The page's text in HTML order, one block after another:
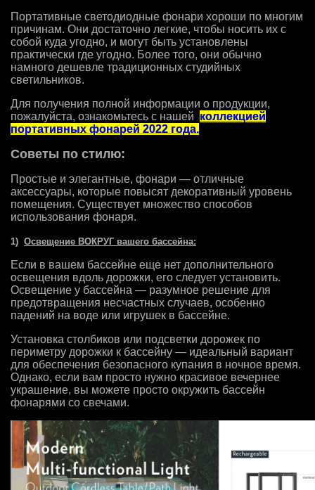
Портативные светодиодные фонари хороши по многим
причинам. Они достаточно легкие, чтобы носить их с
собой куда угодно, и могут быть установлены
практически где угодно. Более того, они обычно
намного дешевле традиционных студийных
светильников.
Для получения полной информации о продукции,
пожалуйста, ознакомьтесь с нашей коллекцией
портативных фонарей 2022 года.
Советы по стилю:
Простые и элегантные, фонари — отличные
аксессуары, которые повысят декоративный уровень
помещения. Существует множество способов
использования фонаря.
1) Освещение ВОКРУГ вашего бассейна:
Если в вашем бассейне еще нет дополнительного
освещения вдоль дорожки, его следует установить.
Освещение у бассейна — разумное решение для
предотвращения несчастных случаев, особенно
падений на воде или игрушек в бассейне.
Установка столбиков или подсветки дорожек по
периметру дорожки к бассейну — идеальный вариант
для обеспечения безопасного купания в ночное время.
Однако, если вам просто нужно красивое вечернее
украшение, вы можете просто окружить бассейн
фонарями со свечами.